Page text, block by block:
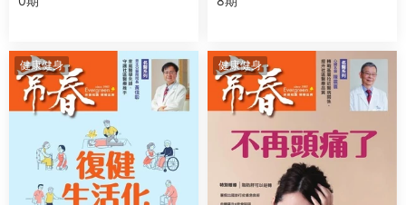
健康健身 健康健身